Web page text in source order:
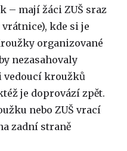
– mají žáci ZUŠ sraz
kde si je
organizované
nezasahovaly
vedoucí kroužků
je doprovází zpět.
nebo ZUŠ vrací
zadní straně